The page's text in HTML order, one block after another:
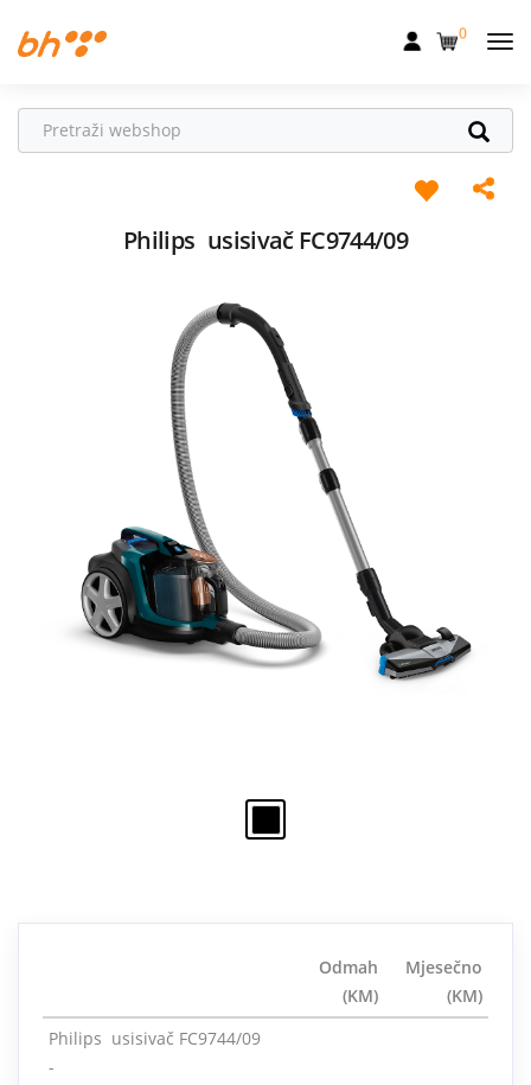
Fiksna
0
Philips usisivač FC9744/09
Odmah
(KM)
Mjesečno
(KM)
Philips usisivač FC9744/09
-